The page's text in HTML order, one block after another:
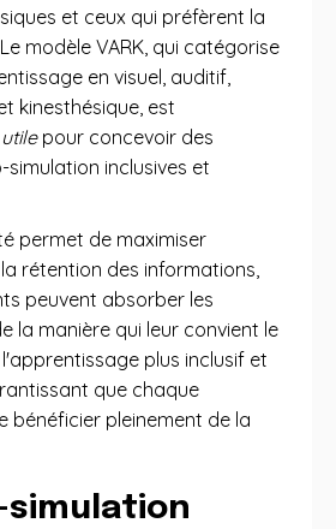
et ceux qui préfèrent la
modèle VARK, qui catégorise
en visuel, auditif,
kinesthésique, est
pour concevoir des
inclusives et
permet de maximiser
rétention des informations,
peuvent absorber les
la manière qui leur convient le
plus inclusif et
que chaque
bénéficier pleinement de la
simulation